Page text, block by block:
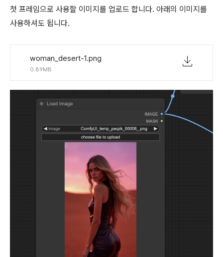
첫 프레임으로 사용할 이미지를 업로드 합니다. 아래의 이미지를
사용하셔도 됩니다.
woman_desert-1.png
0.89MB